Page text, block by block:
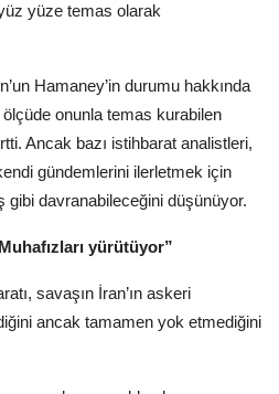
yüze temas olarak
Hamaney’in durumu hakkında
onunla temas kurabilen
Ancak bazı istihbarat analistleri,
gündemlerini ilerletmek için
gibi davranabileceğini düşünüyor.
yürütüyor”
savaşın İran’ın askeri
ancak tamamen yok etmediğini